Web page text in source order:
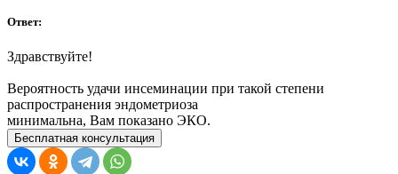
Ответ:
Здравствуйте!
Вероятность удачи инсеминации при такой степени
распространения эндометриоза
минимальна, Вам показано ЭКО.
Бесплатная консультация